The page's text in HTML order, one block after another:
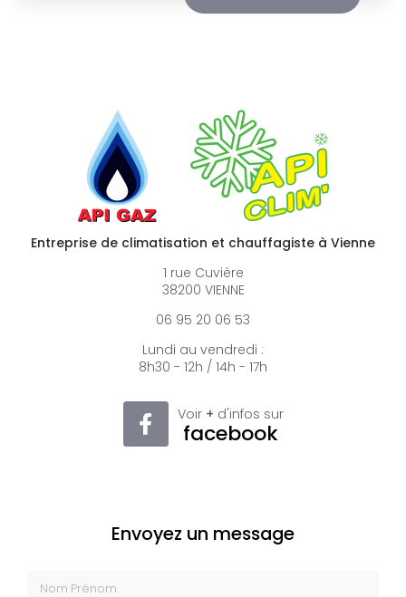
Entreprise de climatisation et chauffagiste à Vienne
1 rue Cuvière
38200 VIENNE
06 95 20 06 53
Lundi au vendredi :
8h30 - 12h / 14h - 17h
Voir + d'infos sur
facebook
Envoyez un message